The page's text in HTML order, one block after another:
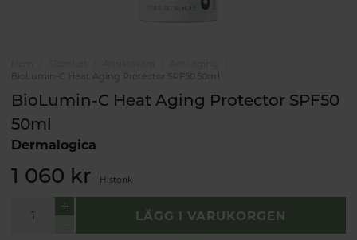
BioLumin-C Heat Aging Protector SPF50 50ml
BioLumin-C Heat Aging Protector SPF50
50ml
Dermalogica
1 060 kr Historik
LÄGG I VARUKORGEN